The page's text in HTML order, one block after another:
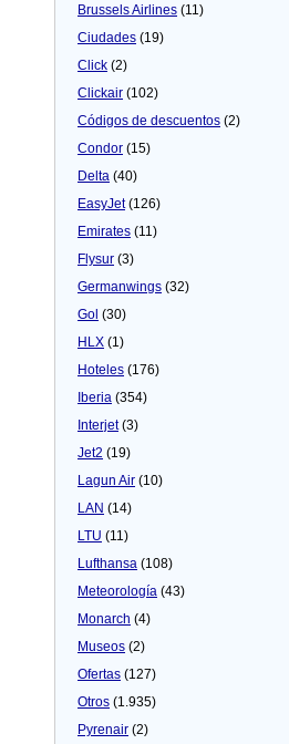
Brussels Airlines (11)
Ciudades (19)
Click (2)
Clickair (102)
Códigos de descuentos (2)
Condor (15)
Delta (40)
EasyJet(126)
Emirates (11)
Flysur (3)
Germanwings (32)
Gol (30)
HLX (1)
Hoteles (176)
Iberia (354)
Interjet(3)
Jet2 (19)
Lagun Air (10)
LAN (14)
LTU (11)
Lufthansa (108)
Meteorologí­a (43)
Monarch (4)
Museos (2)
Ofertas (127)
Otros (1.935)
Pyrenair (2)